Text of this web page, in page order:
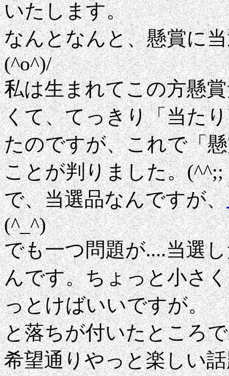
いたします。
なんとなんと、懸賞に
(^o^)/
私は生まれてこの方懸
くて、てっきり「当た
たのですが、これで「
ことが判りました。(^^;;
で、当選品なんですが、
(^_^)
でも一つ問題が....当選
んです。ちょっと小さ
っとけばいいですが。
と落ちが付いたところ
希望通りやっと楽しい